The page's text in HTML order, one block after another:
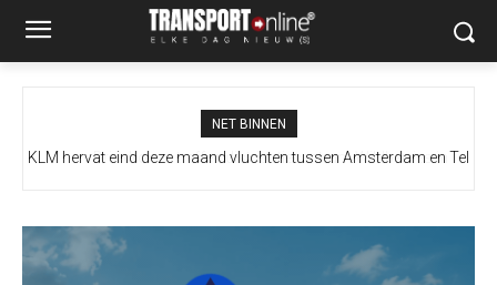
NET BINNEN
Drie drones treffen distributiecentrum Wildberries in